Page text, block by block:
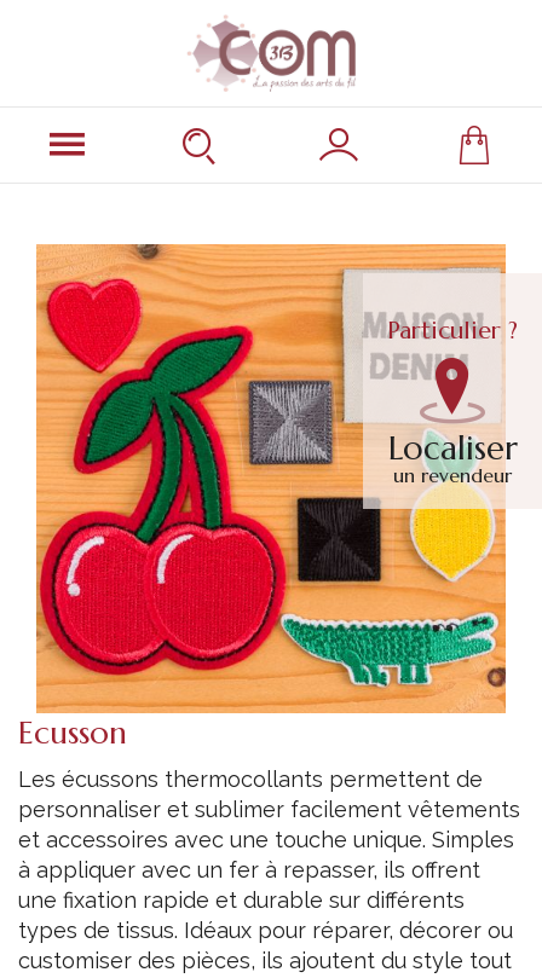
Particulier ?
Localiser
un revendeur
Ecusson
Les écussons thermocollants permettent de
personnaliser et sublimer facilement vêtements
et accessoires avec une touche unique. Simples
à appliquer avec un fer à repasser, ils offrent
une fixation rapide et durable sur différents
types de tissus. Idéaux pour réparer, décorer ou
customiser des pièces, ils ajoutent du style tout